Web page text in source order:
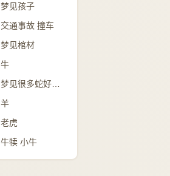
梦见孩子
交通事故 撞车
梦见棺材
牛
梦见很多蛇好不好？
羊
老虎
牛犊 小牛